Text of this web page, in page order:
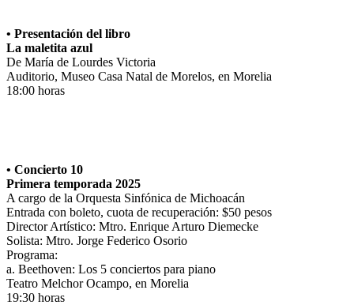
• Presentación del libro
La maletita azul
De María de Lourdes Victoria
Auditorio, Museo Casa Natal de Morelos, en Morelia
18:00 horas
• Concierto 10
Primera temporada 2025
A cargo de la Orquesta Sinfónica de Michoacán
Entrada con boleto, cuota de recuperación: $50 pesos
Director Artístico: Mtro. Enrique Arturo Diemecke
Solista: Mtro. Jorge Federico Osorio
Programa:
a. Beethoven: Los 5 conciertos para piano
Teatro Melchor Ocampo, en Morelia
19:30 horas